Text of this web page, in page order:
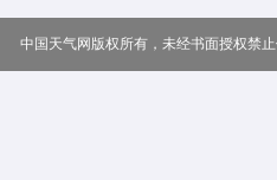
中国天气网版权所有，未经书面授权